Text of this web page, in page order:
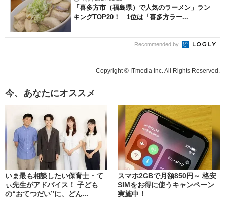
「喜多方市（福島県）で人気のラーメン」ラン
キングTOP20！ 1位は「喜多方ラー...
Recommended by
Copyright © ITmedia Inc. All Rights Reserved.
今、あなたにオススメ
いま最も相談したい保育士・て
ぃ先生がアドバイス！ 子ども
の“おてつだい”に、どん...
スマホ2GBで月額850円～ 格安
SIMをお得に使うキャンペーン
実施中！